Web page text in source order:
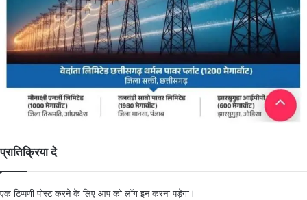
प्रातिक्रिया दे
एक टिप्पणी पोस्ट करने के लिए आप कोलॉग इनकरना पड़ेगा।